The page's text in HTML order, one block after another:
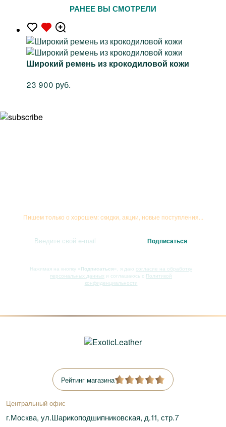
РАНЕЕ ВЫ СМОТРЕЛИ
Широкий ремень из крокодиловой кожи
23 900 руб.
Пишем только о хорошем: скидки, акции, новые поступления...
Нажимая на кнопку «Подписаться» , я даю согласие на обработку
персональных данных и соглашаюсь с Политикой
конфиденциальности
Рейтинг магазина
Центральный офис
г.Москва, ул.Шарикоподшипниковская, д.11, стр.7